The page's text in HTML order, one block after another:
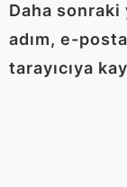
Daha sonraki
adım, e-
tarayıcıya